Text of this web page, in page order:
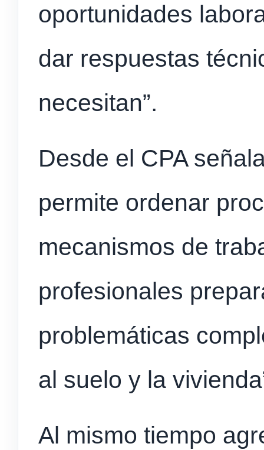
oportunidades
dar respuestas
necesitan”.
Desde el CPA
permite ordenar
mecanismos de
profesionales
problemáticas
al suelo y la
Al mismo tiempo